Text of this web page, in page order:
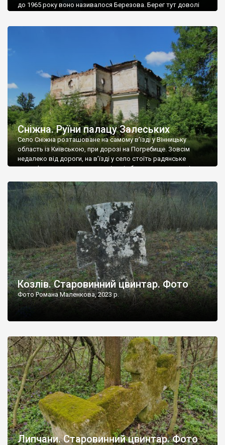
до 1965 року воно називалося Березова. Берег тут доволі
Наддністрянське відрізняється від більшості навколишніх
сіл. У селі є мурована Михайлівська церква. Точної дати […]
Сніжна. Руїни палацу Залеських
Село Сніжна розташоване на самому в’їзді у Вінницьку
область із Київською, при дорозі на Погребище. Зовсім
недалеко від дороги, на в’їзді у село стоїть радянське
рельєфне пано, яке показує жінку і яблуню, а трохи далі, десь
не видно, але видно дві стареньких колії у траві – […]
Козлів. Старовинний цвинтар. Фото
Фото Романа Маленкова, 2023 р.
Липчани. Старовинний цвинтар. Фото